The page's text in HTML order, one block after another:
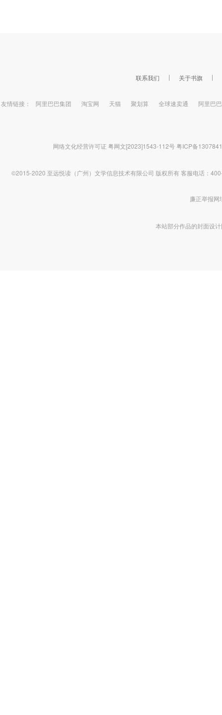
联系我们 关于书旗
友情链接： 阿里巴巴集团 淘宝网 天猫 聚划算 全球速卖通 阿里巴
网络文化经营许可证 粤网文[2023]1543-112号粤ICP备
©2015-2020 至远悦读（广州）文学信息技术有限公司 版权所有 客服电话：
廉正举报
本站部分作品的封面设